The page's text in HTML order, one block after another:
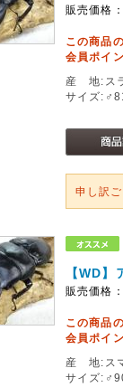
販売価格
この商品
会員ポイ
産 地:ス
サイズ
申し訳
【WD
販売価格
この商品
会員ポイ
産 地:ス
サイズ